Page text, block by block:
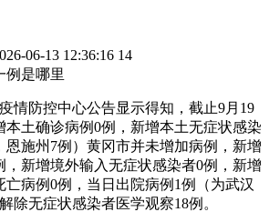
06-13 12:36:16 14
例是哪里
情防控中心公告显示得知，截止9月19
本土确诊病例0例，新增本土无症状感染
恩施州7例）黄冈市并未增加病例，新增
，新增境外输入无症状感染者0例，新增
亡病例0例，当日出院病例1例（为武汉
除无症状感染者医学观察18例。